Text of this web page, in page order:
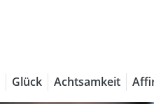
Glück Achtsamkeit